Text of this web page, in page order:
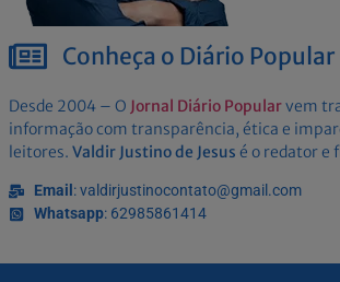
Conheça o Diário Popular
Desde 2004 – O Jornal Diário Popularvem
informação com transparência, ética e
leitores. Valdir Justino de Jesus é o redator e
Email : valdirjustinocontato@gmail.com
Whatsapp: 62985861414